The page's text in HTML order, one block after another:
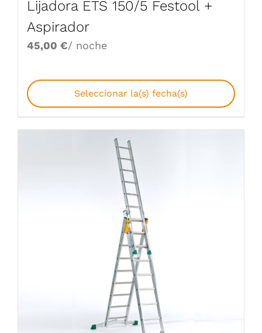
Lijadora ETS 150/5 Festool +
Aspirador
45,00 €/ noche
Seleccionar la(s) fecha(s)